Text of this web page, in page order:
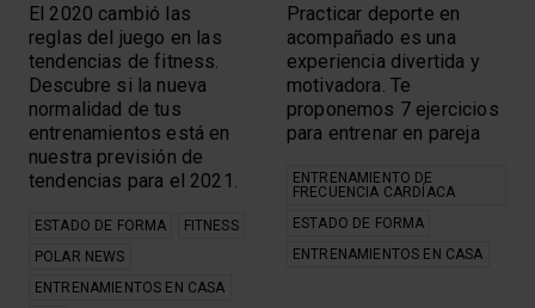
El 2020 cambió las
reglas del juego en las
tendencias de fitness.
Descubre si la nueva
normalidad de tus
entrenamientos está en
nuestra previsión de
tendencias para el 2021.
ESTADO DE FORMA
FITNESS
POLAR NEWS
ENTRENAMIENTOS EN CASA
Practicar deporte en
acompañado es una
experiencia divertida y
motivadora. Te
proponemos 7 ejercicios
para entrenar en pareja
ENTRENAMIENTO DE
FRECUENCIA CARDÍACA
ESTADO DE FORMA
ENTRENAMIENTOS EN CASA